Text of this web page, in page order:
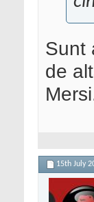
Sunt
de
15th July